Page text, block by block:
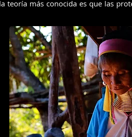
teoría más conocida es que las